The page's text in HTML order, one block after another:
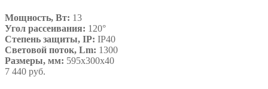
Мощность, Вт: 13
Угол рассеивания: 120°
Степень защиты, IP: IP40
Световой поток, Lm: 1300
Размеры, мм: 595х300х40
7 440 руб.